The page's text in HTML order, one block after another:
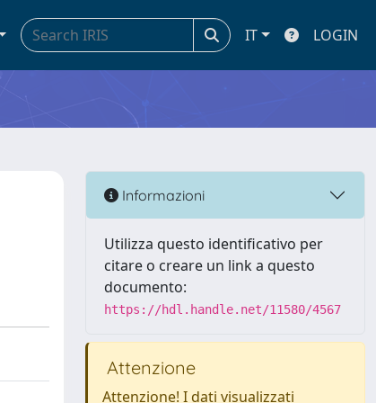
IT LOGIN
Informazioni
Utilizza questo identificativo per
citare o creare un link a questo
documento:
https://hdl.handle.net/11580/4567
Attenzione
Attenzione! I dati visualizzati